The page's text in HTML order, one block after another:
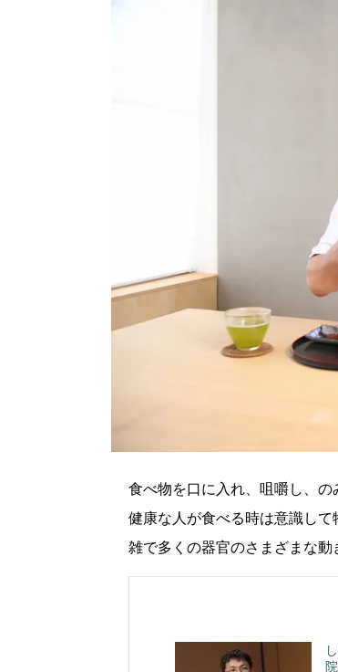
食べ物を口に入れ、咀嚼し、の
健康な人が食べる時は意識し
雑で多くの器官のさまざまな動